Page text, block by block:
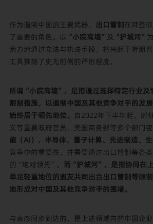
作为遏制中国的主要武器， 出口管制 在拜登
了重要的角色。以 “小院高墙” 及 “护城河”
余力地通过立法与执法手段，将兴起于特朗
工具推到了史无前例的严厉程度。
所谓“小院高墙”，是指通过选择特定行业及
限制措施，以遏制中国及其他竞争对手的发
始终居于领先地位。 自2022年下半年起，时
文等重要政府官员、美国商务部等多个部门
能（AI）、半导体、量子计算、先进制造、
竞争中的重要性，并需要通过出口管制等各
的“绝对领先”。 而“护城河”，是指协同在
举足轻重地位的盟友共同出台出口管制等限
地形成对中国及其他竞争对手的围堵。
与表态同步到达的，是上述领域内的中国企